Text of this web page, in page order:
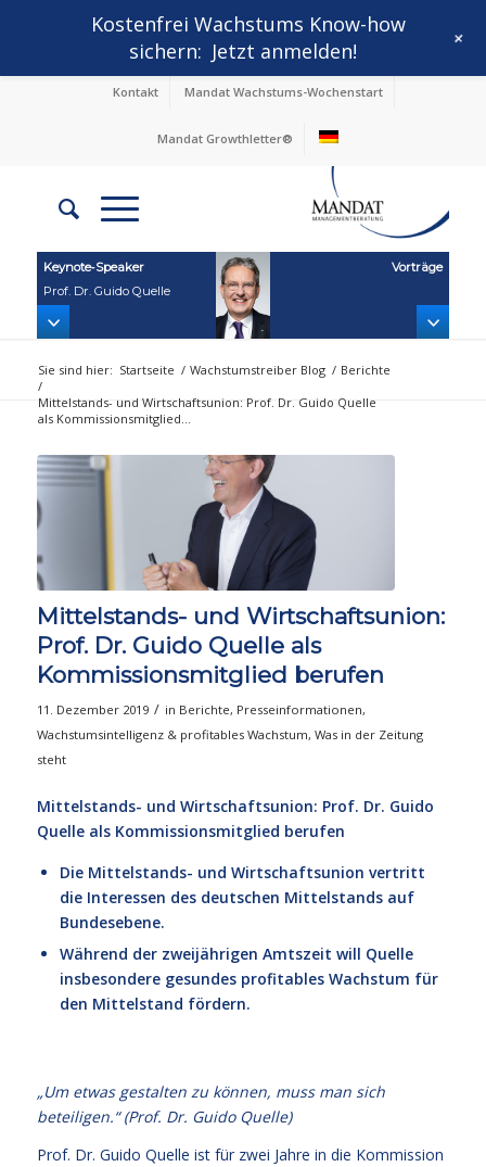
Kontakt Mandat Wachstums-Wochenstart
Mandat Growthletter®
Keynote‑Speaker
Prof. Dr. Guido Quelle
Vorträge
Sie sind hier: Startseite / Wachstumstreiber Blog / Berichte
/
Mittelstands- und Wirtschaftsunion: Prof. Dr. Guido Quelle
als Kommissionsmitglied...
Mittelstands- und Wirtschaftsunion:
Prof. Dr. Guido Quelle als
Kommissionsmitglied berufen
11. Dezember 2019 / in Berichte, Presseinformationen,
Wachstumsintelligenz & profitables Wachstum, Was in der Zeitung
steht
Mittelstands- und Wirtschaftsunion: Prof. Dr. Guido
Quelle als Kommissionsmitglied berufen
Die Mittelstands- und Wirtschaftsunion vertritt
die Interessen des deutschen Mittelstands auf
Bundesebene.
Während der zweijährigen Amtszeit will Quelle
insbesondere gesundes profitables Wachstum für
den Mittelstand fördern.
„Um etwas gestalten zu können, muss man sich
beteiligen.“ (Prof. Dr. Guido Quelle)
Prof. Dr. Guido Quelle ist für zwei Jahre in die Kommission
Kostenfrei Wachstums Know-how
sichern: Jetzt anmelden! +